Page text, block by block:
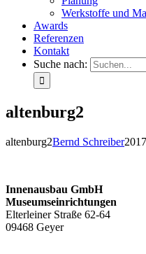
Werkstoffe und
Awards
Referenzen
Kontakt
Suche nach:
altenburg2
altenburg2Bernd Schreiber
Innenausbau GmbH
Museumseinrichtungen
Elterleiner Straße 62-64
09468 Geyer